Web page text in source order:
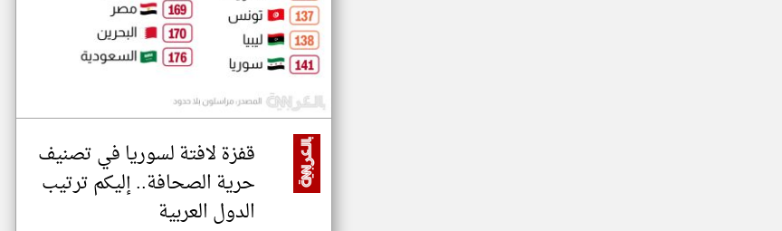
قفزة لافتة لسوريا في تصنيف
حرية الصحافة.. إليكم ترتيب
الدول العربية